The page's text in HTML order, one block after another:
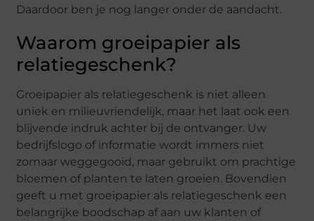
Daardoor ben je nog langer onder de aandacht.
Waarom groeipapier als
relatiegeschenk?
Groeipapier als relatiegeschenk is niet alleen
uniek en milieuvriendelijk, maar het laat ook een
blijvende indruk achter bij de ontvanger. Uw
bedrijfslogo of informatie wordt immers niet
zomaar weggegooid, maar gebruikt om prachtige
bloemen of planten te laten groeien. Bovendien
geeft u met groeipapier als relatiegeschenk een
belangrijke boodschap af aan uw klanten of